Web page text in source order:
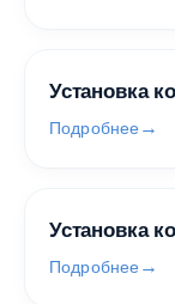
Установка
Подробнее
Установка
Подробнее